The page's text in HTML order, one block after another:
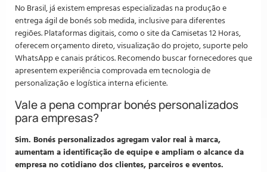
No Brasil, já existem empresas especializadas na produção e
entrega ágil de bonés sob medida, inclusive para diferentes
regiões. Plataformas digitais, como o site da Camisetas 12 Horas,
oferecem orçamento direto, visualização do projeto, suporte pelo
WhatsApp e canais práticos. Recomendo buscar fornecedores que
apresentem experiência comprovada em tecnologia de
personalização e logística interna eficiente.
Vale a pena comprar bonés personalizados
para empresas?
Sim. Bonés personalizados agregam valor real à marca,
aumentam a identificação de equipe e ampliam o alcance da
empresa no cotidiano dos clientes, parceiros e eventos.